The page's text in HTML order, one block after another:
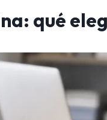
qué